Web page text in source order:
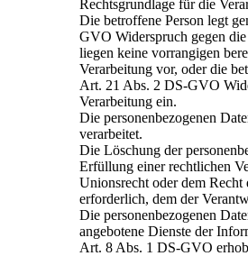
Rechtsgrundlage für die
Die betroffene Person legt
GVO Widerspruch gegen
liegen keine vorrangigen
Verarbeitung vor, oder die
Art. 21 Abs. 2 DS-GVO
Verarbeitung ein.
Die personenbezogenen
verarbeitet.
Die Löschung der
Erfüllung einer rechtlichen
Unionsrecht oder dem Recht
erforderlich, dem der
Die personenbezogenen
angebotene Dienste der
Art. 8 Abs. 1 DS-GVO